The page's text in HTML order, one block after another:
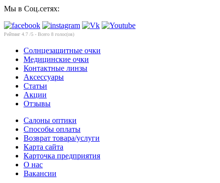
Мы в Соц.сетях:
Рейтинг 4.7 /5 - Всего 8 голос(ов)
Солнцезащитные очки
Медицинские очки
Контактные линзы
Аксессуары
Статьи
Акции
Отзывы
Салоны оптики
Способы оплаты
Возврат товара/услуги
Карта сайта
Карточка предприятия
О нас
Вакансии